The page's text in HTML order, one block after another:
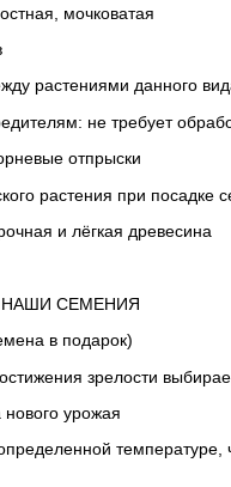
мочковатая
растениями данного
не требует
отпрыски
растения при посадке
и лёгкая древесина
НАШИ СЕМЕНИЯ
в подарок)
зрелости
урожая
температуре,